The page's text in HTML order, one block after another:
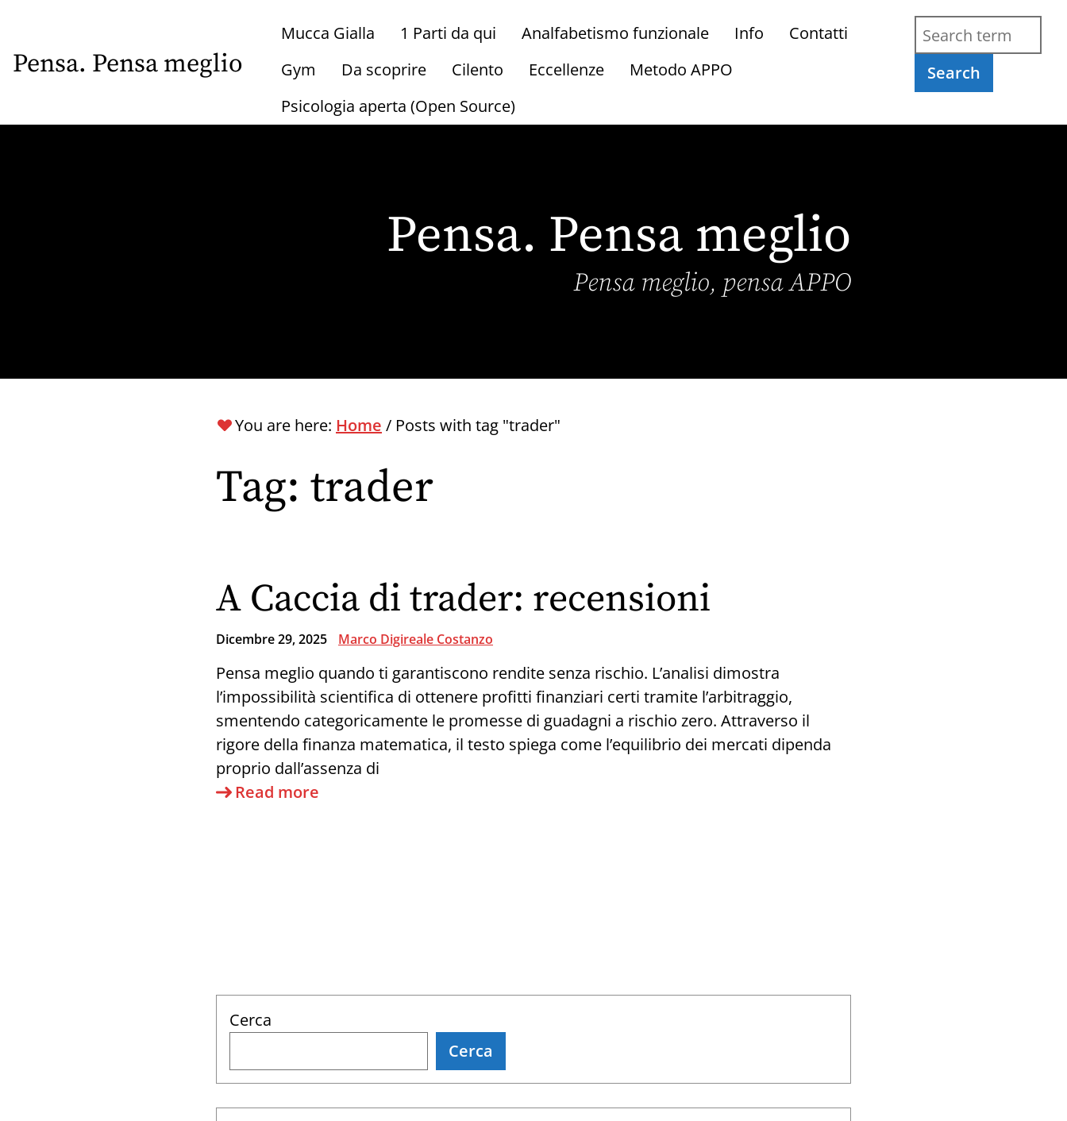
main
Pensa. Pensa meglio
Mucca Gialla 1 Parti da qui Analfabetismo funzionale Info
Contatti
Gym
Da scoprire Cilento Eccellenze
Metodo APPO
Psicologia aperta (Open Source)
Search
Pensa. Pensa meglio
Pensa meglio, pensa APPO
You are here: Home / Posts with tag "trader"
Tag: trader
A Caccia di trader: recensioni
Dicembre 29, 2025 Marco Digireale Costanzo
Pensa meglio quando ti garantiscono rendite senza rischio. L’analisi dimostra
l’impossibilità scientifica di ottenere profitti finanziari certi tramite l’arbitraggio,
smentendo categoricamente le promesse di guadagni a rischio zero. Attraverso il
rigore della finanza matematica, il testo spiega come l’equilibrio dei mercati dipenda
proprio dall’assenza di
Read more
Cerca
Cerca